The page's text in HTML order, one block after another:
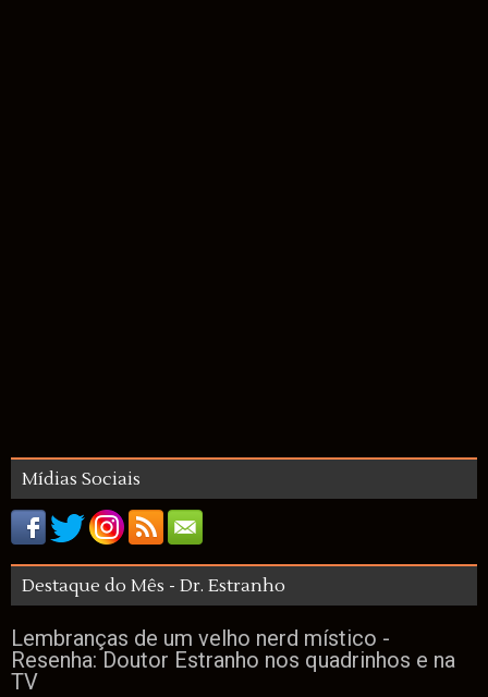
Mídias Sociais
Destaque do Mês - Dr. Estranho
Lembranças de um velho nerd místico -
Resenha: Doutor Estranho nos quadrinhos e na
TV